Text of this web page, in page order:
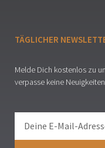
TÄGLICHER
Melde Dich kostenlos zu
verpasse keine